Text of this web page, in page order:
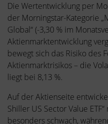
Die Wertentwicklung per
der Morningstar-Kategorie
Global“ (-3,30 % im
Aktienmarktentwicklung
bewegt sich das Risiko des
Aktienmarktrisikos – die
liegt bei 8,13 %.
Auf der Aktienseite
Shiller US Sector Value
besonders schwach,